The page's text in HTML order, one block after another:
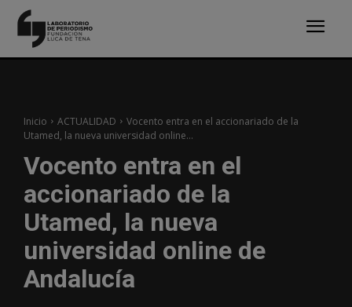
Inicio ACTUALIDAD
Vocento entra en el accionariado de la
Utamed, la nueva universidad online...
Vocento entra en el
accionariado de la
Utamed, la nueva
universidad online de
Andalucía